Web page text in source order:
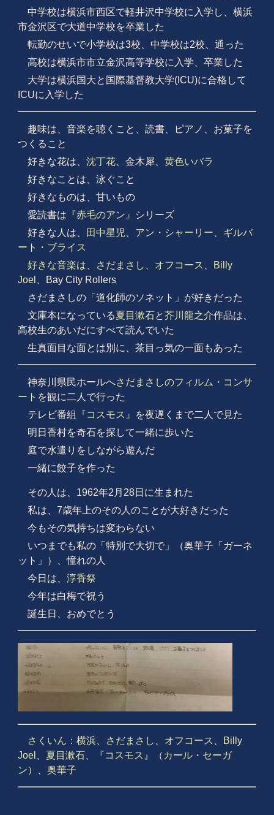
中学校は横浜市西区で軽井沢中学校に入学し、横浜
市金沢区で大道中学校を卒業した
転勤のせいで小学校は3校、中学校は2校、通った
高校は横浜市市立金沢高等学校に入学、卒業した
大学は横浜国大と国際基督教大学(ICU)に合格して
ICUに入学した
趣味は、音楽を聴くこと、読書、ピアノ、お菓子を
つくること
好きな花は、 沈丁花、金木犀、 黄色いバラ
好きなことは、泳ぐこと
好きなものは、甘いもの
愛読書は 『赤毛のアン』
シリーズ
好きな人は、
田中星児
アン・シャーリー、ギルバ
ート・ブライス
好きな音楽は、
さだまさし、オフコース
Billy
Joel
、Bay City Rollers
さだまさしの「道化師のソネット」が好きだった
文庫本になっている夏目漱石と芥川龍之介作品は、
高校生のあいだにすべて読んでいた
生真面目な面とは別に、茶目っ気の一面もあった
神奈川県民ホールへさだまさしのフィルム・コンサ
ート を観に二人で行った
テレビ番組
『コスモス』
を夜遅くまで二人で見た
明日香村を奇石を探して一緒に歩いた
庭で水遣りをしながら遊んだ
一緒に餃子を作った
その人は、1962年2月28日に生まれた
私は、7歳年上のその人のことが大好きだった
今もその気持ちは変わらない
いつまでも私の「特別で大切で」（奥華子「ガーネ
ット」）、憧れの人
今日は、 淳香祭
今年は白梅で祝う
誕生日、おめでとう
さくいん： 横浜、 さだまさし オフコース
Billy
Joel
夏目漱石、
『コスモス』（カール・セーガ
ン）
奥華子